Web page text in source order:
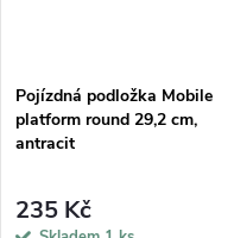
Pojízdná podložka Mobile
platform round 29,2 cm,
antracit
235 Kč